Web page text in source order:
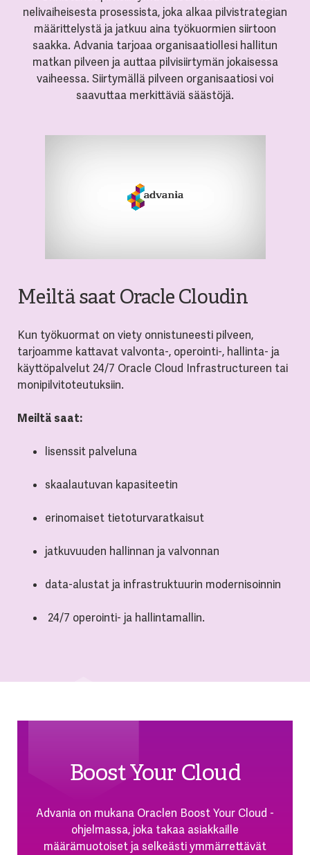
nelivaiheisesta prosessista, joka alkaa pilvistrategian
määrittelystä ja jatkuu aina työkuormien siirtoon
saakka. Advania tarjoaa organisaatiollesi hallitun
matkan pilveen ja auttaa pilvisiirtymän jokaisessa
vaiheessa. Siirtymällä pilveen organisaatiosi voi
saavuttaa merkittäviä säästöjä.
Meiltä saat Oracle Cloudin
Kun työkuormat on viety onnistuneesti pilveen,
tarjoamme kattavat valvonta-, operointi-, hallinta- ja
käyttöpalvelut 24/7 Oracle Cloud Infrastructureen tai
monipilvitoteutuksiin.
Meiltä saat:
lisenssit palveluna
skaalautuvan kapasiteetin
erinomaiset tietoturvaratkaisut
jatkuvuuden hallinnan ja valvonnan
data-alustat ja infrastruktuurin modernisoinnin
24/7 operointi- ja hallintamallin.
Boost Your Cloud
Advania on mukana Oraclen Boost Your Cloud -
ohjelmassa, joka takaa asiakkaille
määrämuotoiset ja selkeästi ymmärrettävät